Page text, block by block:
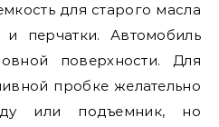
для старого масла
перчатки. Автомобиль
поверхности. Для
пробке желательно
или подъемник, но